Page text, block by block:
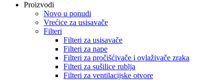
Proizvodi
Novo u ponudi
Vrećice za usisavače
Filteri
Filteri za usisavače
Filteri za nape
Filteri za pročišćivače i ovlaživače zraka
Filteri za sušilice rublja
Filteri za ventilacijske otvore